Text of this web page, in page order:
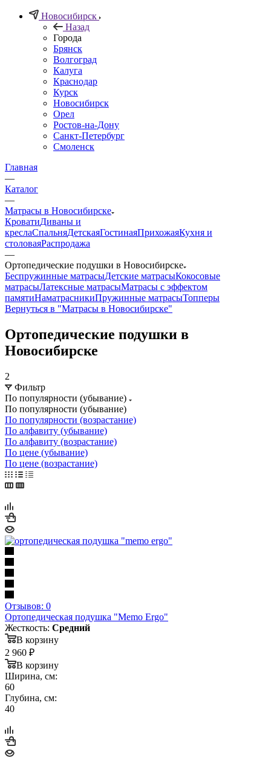
Новосибирск
Назад
Города
Брянск
Волгоград
Калуга
Краснодар
Курск
Новосибирск
Орел
Ростов-на-Дону
Санкт-Петербург
Смоленск
Главная
—
Каталог
—
Матрасы в Новосибирске
КроватиДиваны и
креслаСпальняДетскаяГостинаяПрихожаяКухня и
столоваяРаспродажа
—
Ортопедические подушки в Новосибирске
Беспружинные матрасыДетские матрасыКокосовые
матрасыЛатексные матрасыМатрасы с эффектом
памятиНаматрасникиПружинные матрасыТопперы
Вернуться в "Матрасы в Новосибирске"
Ортопедические подушки в
Новосибирске
2
Фильтр
По популярности (убывание)
По популярности (убывание)
По популярности (возрастание)
По алфавиту (убывание)
По алфавиту (возрастание)
По цене (убывание)
По цене (возрастание)
Отзывов: 0
Ортопедическая подушка "Memo Ergo"
Жесткость: Средний
В корзину
2 960 ₽
В корзину
Ширина, см:
60
Глубина, см:
40